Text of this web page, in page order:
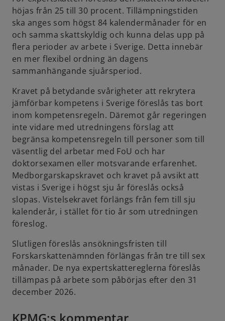
höjas från 25 till 30 procent. Tillämpningstiden
ska anges som högst 84 kalendermånader för en
och samma skattskyldig och kunna delas upp på
flera perioder av arbete i Sverige. Detta innebär
en mer flexibel ordning än dagens
sammanhängande sjuårsperiod.
Kravet på betydande svårigheter att rekrytera
jämförbar kompetens i Sverige föreslås tas bort
inom kompetensregeln. Däremot går regeringen
inte vidare med utredningens förslag att
begränsa kompetensregeln till personer som till
väsentlig del arbetar med FoU och har
doktorsexamen eller motsvarande erfarenhet.
Medborgarskapskravet och kravet på avsikt att
vistas i Sverige i högst sju år föreslås också
slopas. Vistelsekravet förlängs från fem till sju
kalenderår, i stället för tio år som utredningen
föreslog.
Slutligen föreslås ansökningsfristen till
Forskarskattenämnden förlängas från tre till sex
månader. De nya expertskattereglerna föreslås
tillämpas på arbete som påbörjas efter den 31
december 2026.